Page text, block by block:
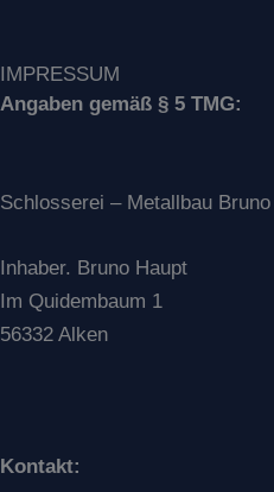
IMPRESSUM
Angaben gemäß § 5 TMG:
Schlosserei – Metallbau
Inhaber. Bruno Haupt
Im Quidembaum 1
56332 Alken
Kontakt: